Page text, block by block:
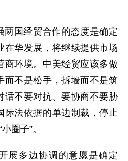
两国经贸合作的态度是确定
在华发展，将继续提供市场
商环境。中美经贸应该多做
而不是松手，拆墙而不是筑
话不要对抗、要协商不要胁
际法依据的单边制裁，停止
圈子”。
展多边协调的意愿是确定